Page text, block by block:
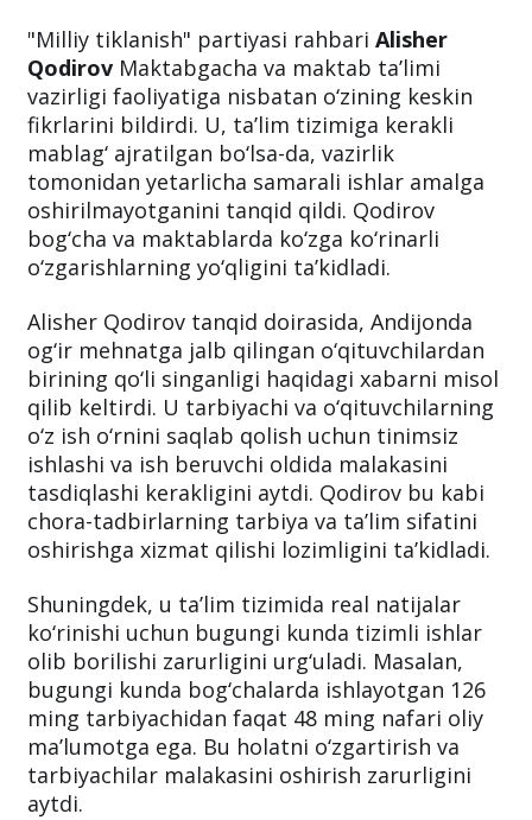
"Milliy tiklanish" partiyasi rahbari Alisher
Qodirov Maktabgacha va maktab ta’limi
vazirligi faoliyatiga nisbatan o‘zining keskin
fikrlarini bildirdi. U, ta’lim tizimiga kerakli
mablag‘ ajratilgan bo‘lsa-da, vazirlik
tomonidan yetarlicha samarali ishlar amalga
oshirilmayotganini tanqid qildi. Qodirov
bog‘cha va maktablarda ko‘zga ko‘rinarli
o‘zgarishlarning yo‘qligini ta’kidladi.
Alisher Qodirov tanqid doirasida, Andijonda
og‘ir mehnatga jalb qilingan o‘qituvchilardan
birining qo‘li singanligi haqidagi xabarni misol
qilib keltirdi. U tarbiyachi va o‘qituvchilarning
o‘z ish o‘rnini saqlab qolish uchun tinimsiz
ishlashi va ish beruvchi oldida malakasini
tasdiqlashi kerakligini aytdi. Qodirov bu kabi
chora-tadbirlarning tarbiya va ta’lim sifatini
oshirishga xizmat qilishi lozimligini ta’kidladi.
Shuningdek, u ta’lim tizimida real natijalar
ko‘rinishi uchun bugungi kunda tizimli ishlar
olib borilishi zarurligini urg‘uladi. Masalan,
bugungi kunda bog‘chalarda ishlayotgan 126
ming tarbiyachidan faqat 48 ming nafari oliy
ma’lumotga ega. Bu holatni o‘zgartirish va
tarbiyachilar malakasini oshirish zarurligini
aytdi.